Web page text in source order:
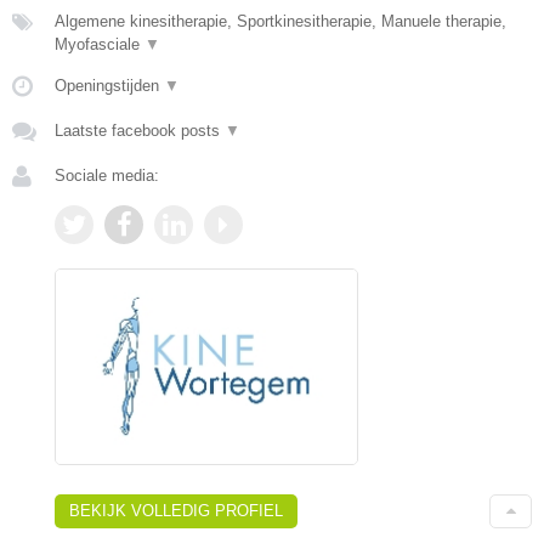
Algemene kinesitherapie, Sportkinesitherapie, Manuele therapie,
Myofasciale ▼
Openingstijden ▼
Laatste facebook posts ▼
Sociale media:
BEKIJK VOLLEDIG PROFIEL